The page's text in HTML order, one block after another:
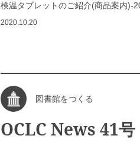
検温タブレットのご紹介(商品案内)-
2020.10.20
図書館をつくる
OCLC News 41号